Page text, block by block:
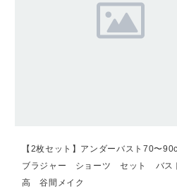
【2枚セット】アンダーバスト70
ブラジャー ショーツ セット バ
高 谷間メイク